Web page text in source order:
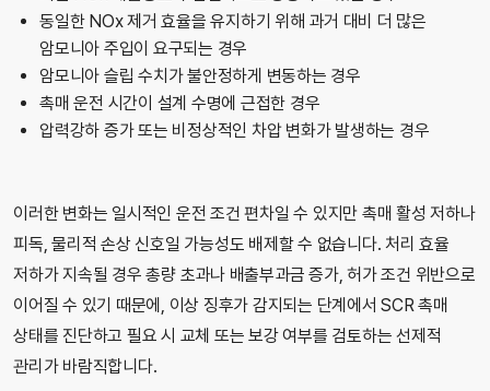
동일한 NOx 제거 효율을 유지하기 위해 과거 대비 더 많은
암모니아 주입이 요구되는 경우
암모니아 슬립 수치가 불안정하게 변동하는 경우
촉매 운전 시간이 설계 수명에 근접한 경우
압력강하 증가 또는 비정상적인 차압 변화가 발생하는 경우
이러한 변화는 일시적인 운전 조건 편차일 수 있지만 촉매 활성 저하나
피독, 물리적 손상 신호일 가능성도 배제할 수 없습니다. 처리 효율
저하가 지속될 경우 총량 초과나 배출부과금 증가, 허가 조건 위반으로
이어질 수 있기 때문에, 이상 징후가 감지되는 단계에서 SCR 촉매
상태를 진단하고 필요 시 교체 또는 보강 여부를 검토하는 선제적
관리가 바람직합니다.